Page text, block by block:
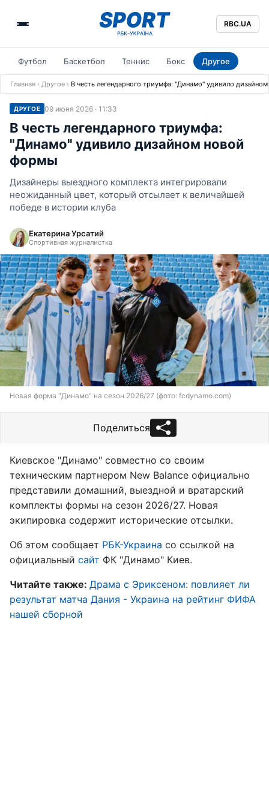
RBC.UA
Футбол Баскетбол Теннис Бокс Другое
Главная › Другое › В честь легендарного триумфа: "Динамо" удивило
ДРУГОЕ 09 июня 2026 · 11:33
В честь легендарного триумфа:
"Динамо" удивило дизайном новой
формы
Дизайнеры выездного комплекта интегрировали
неожиданный цвет, который отсылает к величайшей
победе в истории клуба
Екатерина Урсатий
Спортивная журналистка
Новая форма "Динамо" на сезон 2026/27 (фото: fcdynamo.com)
Поделиться
Киевское "Динамо" совместно со своим
техническим партнером New Balance официально
представили домашний, выездной и вратарский
комплекты формы на сезон 2026/27. Новая
экипировка содержит исторические отсылки.
Об этом сообщает РБК-Украина со ссылкой на
официальный сайт ФК "Динамо" Киев.
Читайте также: Драма с Эриксеном: повлияет ли
результат матча Дания - Украина на рейтинг ФИФА
нашей сборной